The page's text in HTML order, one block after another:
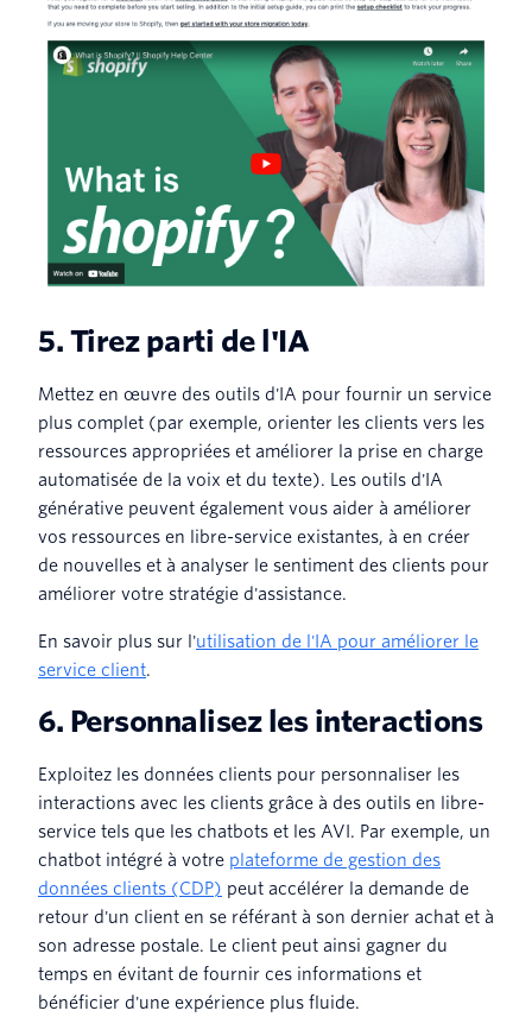
5. Tirez parti de l'IA
Mettez en œuvre des outils d'IA pour fournir un service
plus complet (par exemple, orienter les clients vers les
ressources appropriées et améliorer la prise en charge
automatisée de la voix et du texte). Les outils d'IA
générative peuvent également vous aider à améliorer
vos ressources en libre-service existantes, à en créer
de nouvelles et à analyser le sentiment des clients pour
améliorer votre stratégie d'assistance.
En savoir plus sur l'utilisation de l'IA pour améliorer le
service client.
6. Personnalisez les interactions
Exploitez les données clients pour personnaliser les
interactions avec les clients grâce à des outils en libre-
service tels que les chatbots et les AVI. Par exemple, un
chatbot intégré à votre plateforme de gestion des
données clients (CDP) peut accélérer la demande de
retour d'un client en se référant à son dernier achat et à
son adresse postale. Le client peut ainsi gagner du
temps en évitant de fournir ces informations et
bénéficier d'une expérience plus fluide.